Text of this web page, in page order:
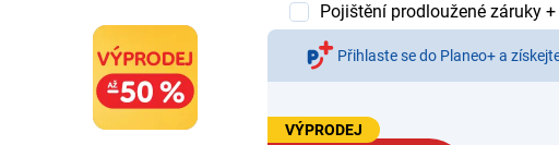
Pojištění prodloužené záruky
Přihlaste se do Planeo+ a
VÝPRODEJ